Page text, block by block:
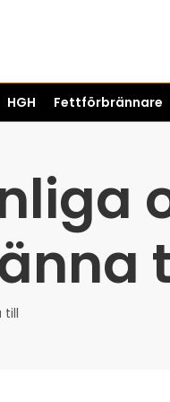
HGH Fettförbrännare
till